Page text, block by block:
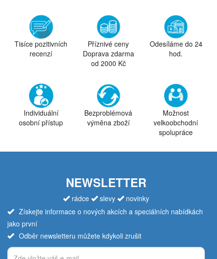
Tisíce pozitivních
recenzí
Příznivé ceny
Doprava zdarma
od 2000 Kč
Odesíláme do 24
hod.
Individuální
osobní přístup
Bezproblémová
výměna zboží
Možnost
velkoobchodní
spolupráce
NEWSLETTER
rádce slevy
novinky
Získejte informace o nových akcích a speciálních nabídkách
jako první
Odběr newsletteru můžete kdykoli zrušit